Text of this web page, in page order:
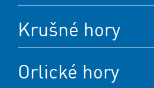
Krušné hory
Orlické hory